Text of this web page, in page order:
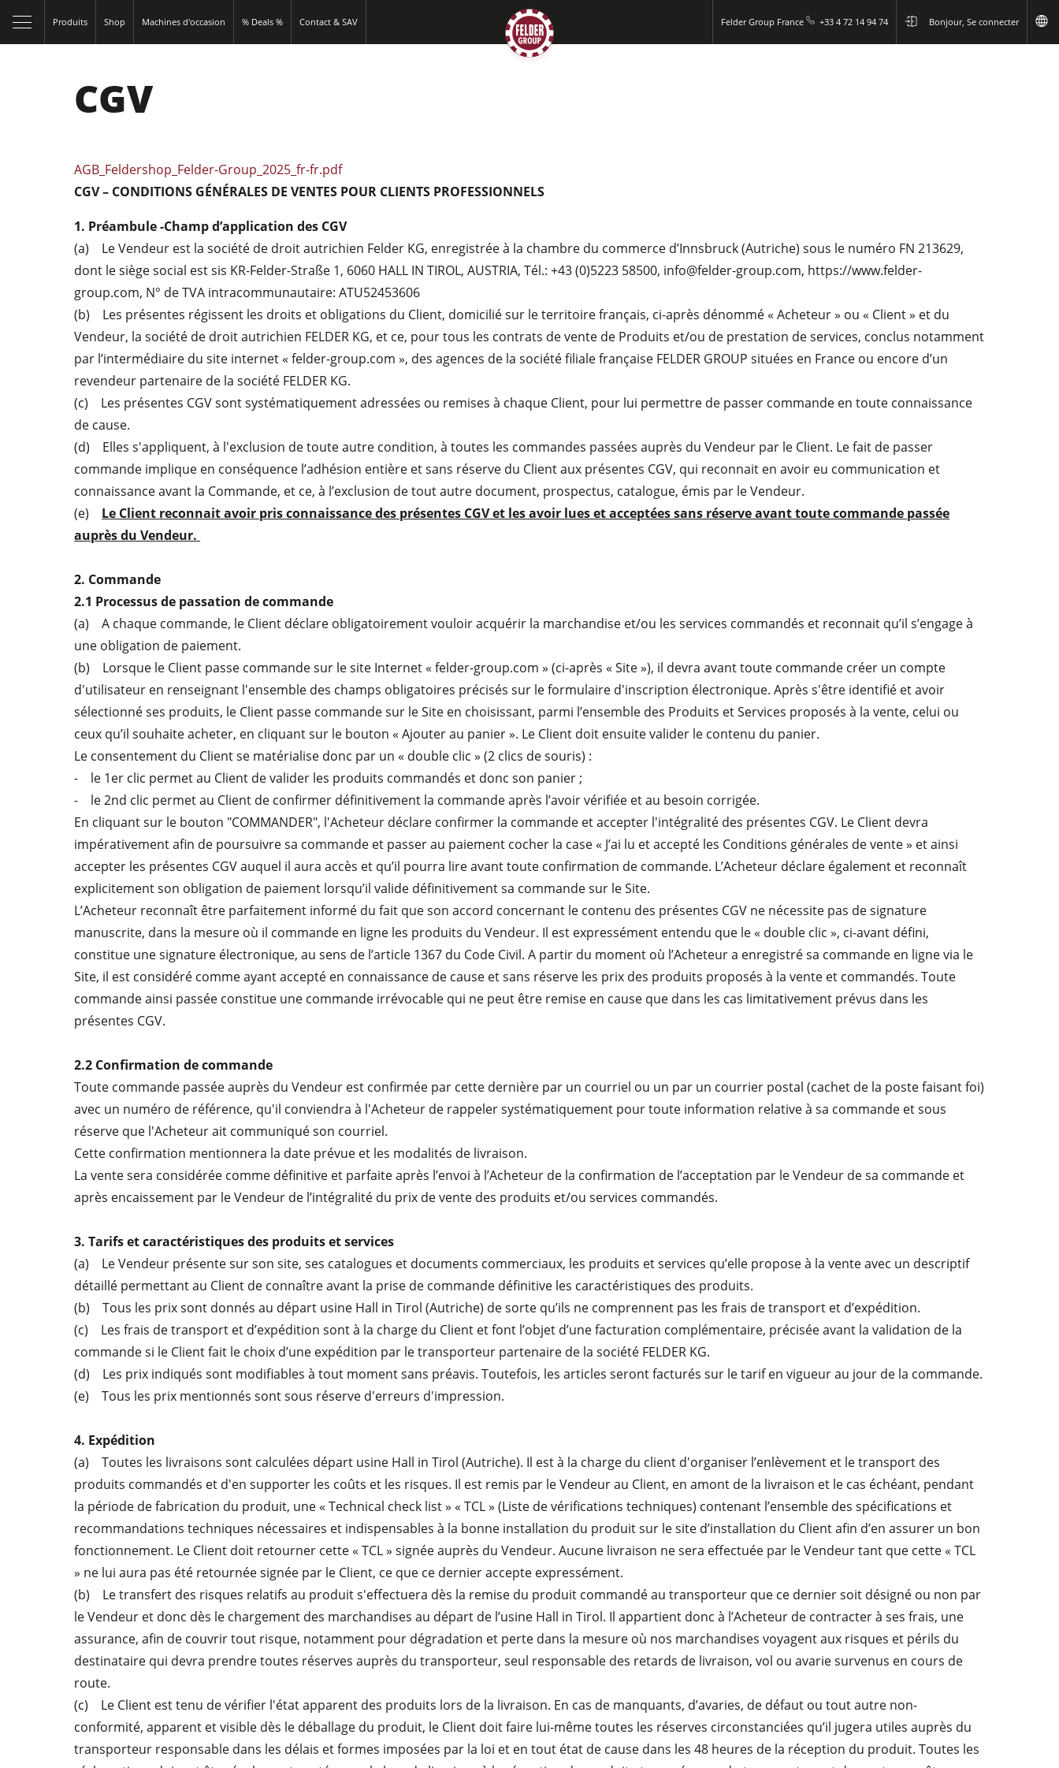
Produits Shop Machines d'occasion % Deals % Contact & SAV Felder Group France +33 4 72 14 94 74 Bonjour, Se connecter
Scies à format Raboteuses-dégauchisseuses
Toupies Scies circulaires-toupies
Machines combinées à 5 fonctions Centres d’usinage-CNC
Scies à ruban Perceuses/Mortaiseuses
Scies à panneaux Presses à briquettes
Groupe d'aspiration avec filtration à sac
Groupe d'aspiration à air purifié Entraîneurs
Equipements d'Atelier Logiciel F4Solutions
CGV
AGB_Feldershop_Felder-Group_2025_fr-fr.pdf
CGV – CONDITIONS GÉNÉRALES DE VENTES POUR CLIENTS PROFESSIONNELS
1. Préambule -Champ d’application des CGV
(a) Le Vendeur est la société de droit autrichien Felder KG, enregistrée à la chambre du commerce d’Innsbruck (Autriche) sous le numéro FN 213629,
dont le siège social est sis KR-Felder-Straße 1, 6060 HALL IN TIROL, AUSTRIA, Tél.: +43 (0)5223 58500, info@felder-group.com, https://www.felder-
group.com, N° de TVA intracommunautaire: ATU52453606
(b) Les présentes régissent les droits et obligations du Client, domicilié sur le territoire français, ci-après dénommé « Acheteur » ou « Client » et du
Vendeur, la société de droit autrichien FELDER KG, et ce, pour tous les contrats de vente de Produits et/ou de prestation de services, conclus notamment
par l’intermédiaire du site internet « felder-group.com », des agences de la société filiale française FELDER GROUP situées en France ou encore d’un
revendeur partenaire de la société FELDER KG.
(c) Les présentes CGV sont systématiquement adressées ou remises à chaque Client, pour lui permettre de passer commande en toute connaissance
de cause.
(d) Elles s'appliquent, à l'exclusion de toute autre condition, à toutes les commandes passées auprès du Vendeur par le Client. Le fait de passer
commande implique en conséquence l’adhésion entière et sans réserve du Client aux présentes CGV, qui reconnait en avoir eu communication et
connaissance avant la Commande, et ce, à l’exclusion de tout autre document, prospectus, catalogue, émis par le Vendeur.
(e) Le Client reconnait avoir pris connaissance des présentes CGV et les avoir lues et acceptées sans réserve avant toute commande passée
auprès du Vendeur.
2. Commande
2.1 Processus de passation de commande
(a) A chaque commande, le Client déclare obligatoirement vouloir acquérir la marchandise et/ou les services commandés et reconnait qu’il s’engage à
une obligation de paiement.
(b) Lorsque le Client passe commande sur le site Internet « felder-group.com » (ci-après « Site »), il devra avant toute commande créer un compte
d'utilisateur en renseignant l'ensemble des champs obligatoires précisés sur le formulaire d'inscription électronique. Après s'être identifié et avoir
sélectionné ses produits, le Client passe commande sur le Site en choisissant, parmi l’ensemble des Produits et Services proposés à la vente, celui ou
ceux qu’il souhaite acheter, en cliquant sur le bouton « Ajouter au panier ». Le Client doit ensuite valider le contenu du panier.
Le consentement du Client se matérialise donc par un « double clic » (2 clics de souris) :
- le 1er clic permet au Client de valider les produits commandés et donc son panier ;
- le 2nd clic permet au Client de confirmer définitivement la commande après l’avoir vérifiée et au besoin corrigée.
En cliquant sur le bouton "COMMANDER", l'Acheteur déclare confirmer la commande et accepter l'intégralité des présentes CGV. Le Client devra
impérativement afin de poursuivre sa commande et passer au paiement cocher la case « J’ai lu et accepté les Conditions générales de vente » et ainsi
accepter les présentes CGV auquel il aura accès et qu’il pourra lire avant toute confirmation de commande. L’Acheteur déclare également et reconnaît
explicitement son obligation de paiement lorsqu’il valide définitivement sa commande sur le Site.
L’Acheteur reconnaît être parfaitement informé du fait que son accord concernant le contenu des présentes CGV ne nécessite pas de signature
manuscrite, dans la mesure où il commande en ligne les produits du Vendeur. Il est expressément entendu que le « double clic », ci-avant défini,
constitue une signature électronique, au sens de l’article 1367 du Code Civil. A partir du moment où l’Acheteur a enregistré sa commande en ligne via le
Site, il est considéré comme ayant accepté en connaissance de cause et sans réserve les prix des produits proposés à la vente et commandés. Toute
commande ainsi passée constitue une commande irrévocable qui ne peut être remise en cause que dans les cas limitativement prévus dans les
présentes CGV.
2.2 Confirmation de commande
Toute commande passée auprès du Vendeur est confirmée par cette dernière par un courriel ou un par un courrier postal (cachet de la poste faisant foi)
avec un numéro de référence, qu'il conviendra à l'Acheteur de rappeler systématiquement pour toute information relative à sa commande et sous
réserve que l'Acheteur ait communiqué son courriel.
Cette confirmation mentionnera la date prévue et les modalités de livraison.
La vente sera considérée comme définitive et parfaite après l’envoi à l’Acheteur de la confirmation de l’acceptation par le Vendeur de sa commande et
après encaissement par le Vendeur de l’intégralité du prix de vente des produits et/ou services commandés.
3. Tarifs et caractéristiques des produits et services
(a) Le Vendeur présente sur son site, ses catalogues et documents commerciaux, les produits et services qu’elle propose à la vente avec un descriptif
détaillé permettant au Client de connaître avant la prise de commande définitive les caractéristiques des produits.
(b) Tous les prix sont donnés au départ usine Hall in Tirol (Autriche) de sorte qu’ils ne comprennent pas les frais de transport et d’expédition.
(c) Les frais de transport et d’expédition sont à la charge du Client et font l’objet d’une facturation complémentaire, précisée avant la validation de la
commande si le Client fait le choix d’une expédition par le transporteur partenaire de la société FELDER KG.
(d) Les prix indiqués sont modifiables à tout moment sans préavis. Toutefois, les articles seront facturés sur le tarif en vigueur au jour de la commande.
(e) Tous les prix mentionnés sont sous réserve d'erreurs d'impression.
4. Expédition
(a) Toutes les livraisons sont calculées départ usine Hall in Tirol (Autriche). Il est à la charge du client d'organiser l’enlèvement et le transport des
produits commandés et d'en supporter les coûts et les risques. Il est remis par le Vendeur au Client, en amont de la livraison et le cas échéant, pendant
la période de fabrication du produit, une « Technical check list » « TCL » (Liste de vérifications techniques) contenant l’ensemble des spécifications et
recommandations techniques nécessaires et indispensables à la bonne installation du produit sur le site d’installation du Client afin d’en assurer un bon
fonctionnement. Le Client doit retourner cette « TCL » signée auprès du Vendeur. Aucune livraison ne sera effectuée par le Vendeur tant que cette « TCL
» ne lui aura pas été retournée signée par le Client, ce que ce dernier accepte expressément.
(b) Le transfert des risques relatifs au produit s'effectuera dès la remise du produit commandé au transporteur que ce dernier soit désigné ou non par
le Vendeur et donc dès le chargement des marchandises au départ de l’usine Hall in Tirol. Il appartient donc à l’Acheteur de contracter à ses frais, une
assurance, afin de couvrir tout risque, notamment pour dégradation et perte dans la mesure où nos marchandises voyagent aux risques et périls du
destinataire qui devra prendre toutes réserves auprès du transporteur, seul responsable des retards de livraison, vol ou avarie survenus en cours de
route.
(c) Le Client est tenu de vérifier l'état apparent des produits lors de la livraison. En cas de manquants, d’avaries, de défaut ou tout autre non-
conformité, apparent et visible dès le déballage du produit, le Client doit faire lui-même toutes les réserves circonstanciées qu’il jugera utiles auprès du
transporteur responsable dans les délais et formes imposées par la loi et en tout état de cause dans les 48 heures de la réception du produit. Toutes les